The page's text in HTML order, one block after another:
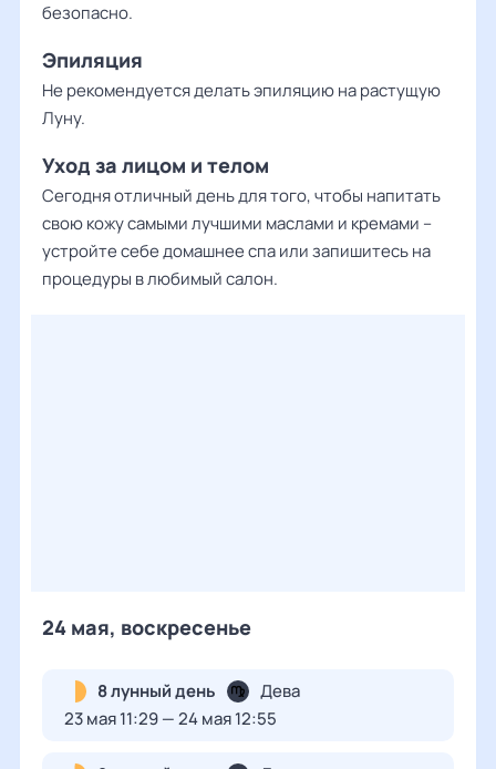
безопасно.
Эпиляция
Не рекомендуется делать эпиляцию на растущую
Луну.
Уход за лицом и телом
Сегодня отличный день для того, чтобы напитать
свою кожу самыми лучшими маслами и кремами –
устройте себе домашнее спа или запишитесь на
процедуры в любимый салон.
24 мая, воскресенье
8 лунный день
Дева
23 мая 11:29 — 24 мая 12:55